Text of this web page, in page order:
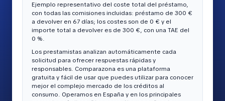
Ejemplo representativo del coste total del préstamo,
con todas las comisiones incluidas: préstamo de 300 €
a devolver en 67 días; los costes son de 0 € y el
importe total a devolver es de 300 €, con una TAE del
0 %.
Los prestamistas analizan automáticamente cada
solicitud para ofrecer respuestas rápidas y
responsables. Comparazona es una plataforma
gratuita y fácil de usar que puedes utilizar para conocer
mejor el complejo mercado de los créditos al
consumo. Operamos en España y en los principales